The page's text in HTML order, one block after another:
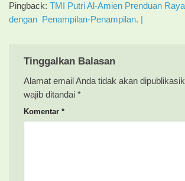
Pingback: TMI Putri Al-Amien Prenduan
dengan Penampilan-Penampilan. |
Tinggalkan Balasan
Alamat email Anda tidak akan
wajib ditandai *
Komentar *